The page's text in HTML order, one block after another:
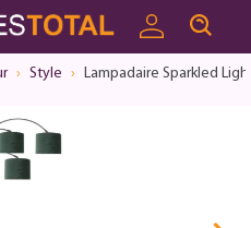
Style Lampadaire Sparkled